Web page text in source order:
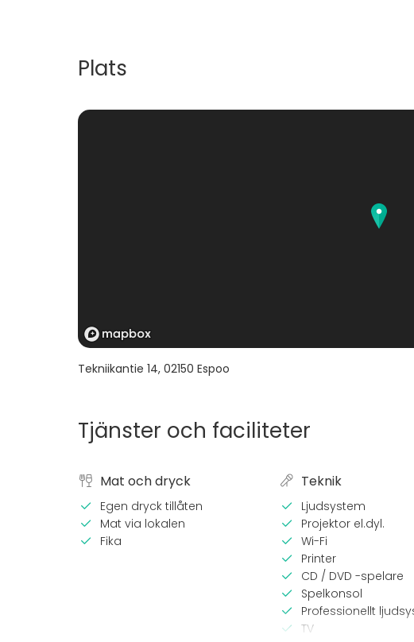
Plats
Tekniikantie 14, 02150 Espoo
Tjänster och faciliteter
Mat och dryck
Egen dryck tillåten
Mat via lokalen
Fika
Teknik
Ljudsystem
Projektor el.dyl.
Wi-Fi
Printer
CD / DVD -spelare
Spelkonsol
Professionellt
TV